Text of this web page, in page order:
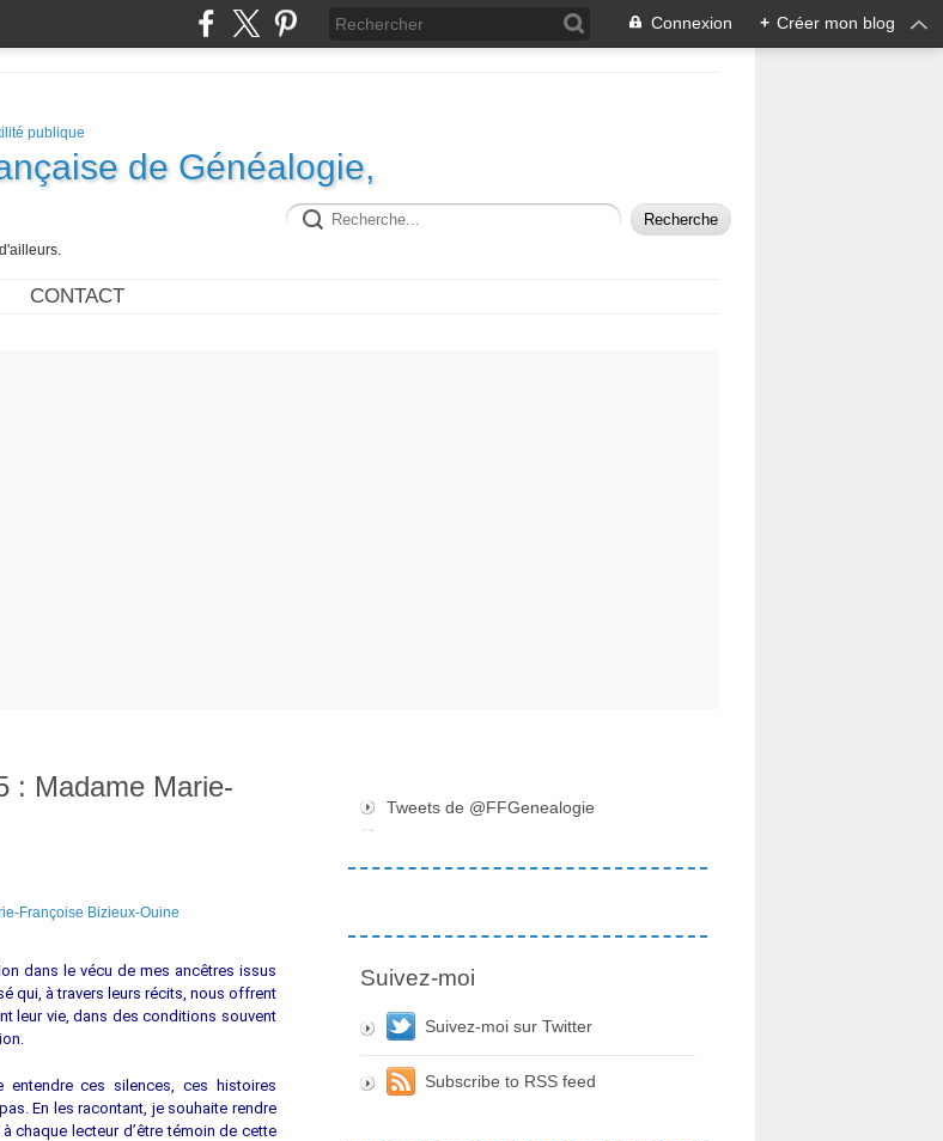
Connexion + Créer mon blog
de Généalogie,
CONTACT
: Madame Marie-
dans le vécu de mes ancêtres issus
qui, à travers leurs récits, nous offrent
leur vie, dans des conditions souvent
ces silences, ces histoires
En les racontant, je souhaite rendre
chaque lecteur d’être témoin de cette
Tweets de @FFGenealogie
Suivez-moi
Suivez-moi sur Twitter
Subscribe to RSS feed